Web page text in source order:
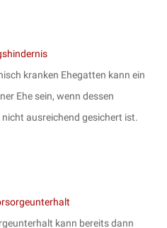
kranken Ehegatten kann ein
Ehe sein, wenn dessen
ausreichend gesichert ist.
kann bereits dann